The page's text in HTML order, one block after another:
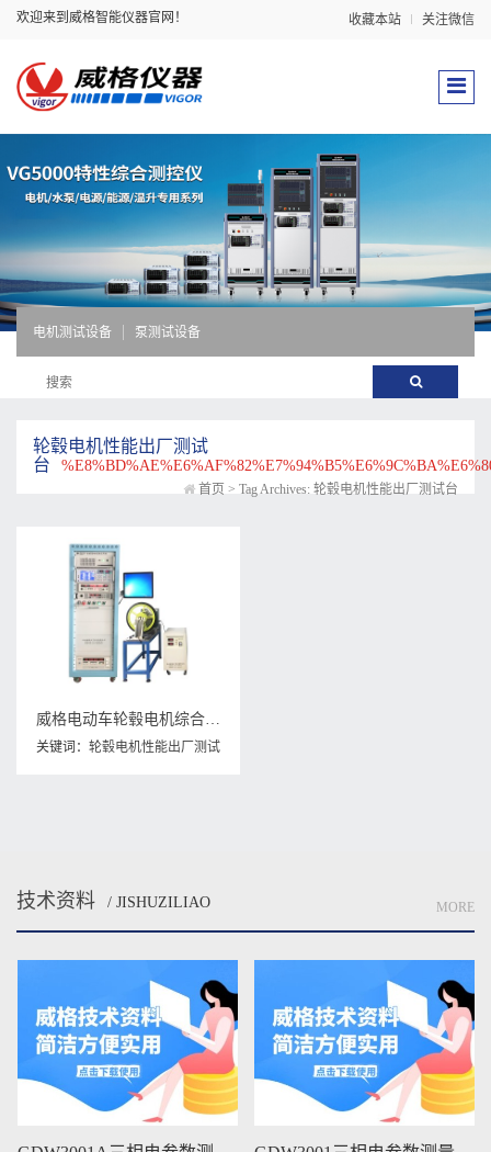
欢迎来到威格智能仪器官网！ 收藏本站 关注微信
电机测试设备 泵测试设备
轮毂电机性能出厂测试
台
首页 > Tag Archives: 轮毂电机性能出厂测试台
威格电动车轮毂电机综合性能测试系统 出厂性能耐久可靠性测试台
关键词： 轮毂电机性能出厂测试
技术资料 / JISHUZILIAO MORE